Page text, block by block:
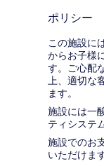
ポリシー
この施設に
からお子様
す。ご心配
上、適切な
ます。
施設には一
ティシステ
施設でのお
いただけます